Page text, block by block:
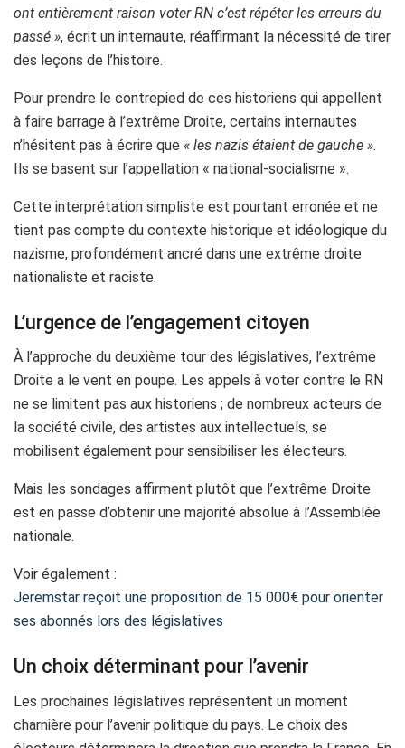
ont entièrement raison voter RN c’est répéter les erreurs du
passé », écrit un internaute, réaffirmant la nécessité de tirer
des leçons de l’histoire.
Pour prendre le contrepied de ces historiens qui appellent
à faire barrage à l’extrême Droite, certains internautes
n’hésitent pas à écrire que « les nazis étaient de gauche ».
Ils se basent sur l’appellation « national-socialisme ».
Cette interprétation simpliste est pourtant erronée et ne
tient pas compte du contexte historique et idéologique du
nazisme, profondément ancré dans une extrême droite
nationaliste et raciste.
L’urgence de l’engagement citoyen
À l’approche du deuxième tour des législatives, l’extrême
Droite a le vent en poupe. Les appels à voter contre le RN
ne se limitent pas aux historiens ; de nombreux acteurs de
la société civile, des artistes aux intellectuels, se
mobilisent également pour sensibiliser les électeurs.
Mais les sondages affirment plutôt que l’extrême Droite
est en passe d’obtenir une majorité absolue à l’Assemblée
nationale.
Voir également :
Jeremstar reçoit une proposition de 15 000€ pour orienter
ses abonnés lors des législatives
Un choix déterminant pour l’avenir
Les prochaines législatives représentent un moment
charnière pour l’avenir politique du pays. Le choix des